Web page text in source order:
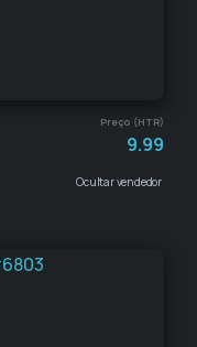
Preço (HTR)
9.99
Ocultar vendedor